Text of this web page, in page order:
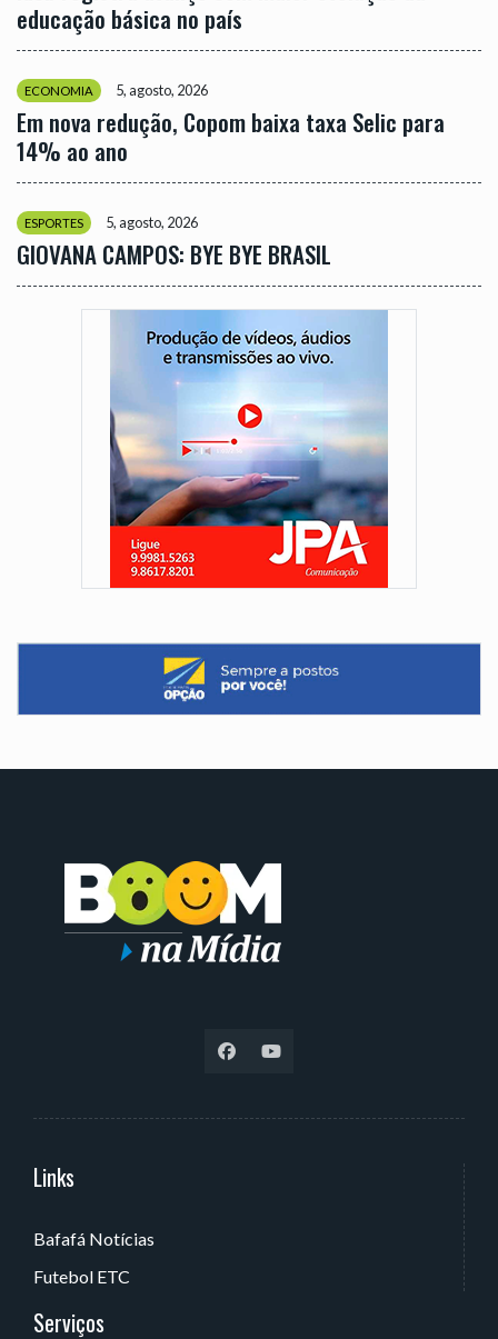
educação básica no país
ECONOMIA 5, agosto, 2026
Em nova redução, Copom baixa taxa Selic para
14% ao ano
ESPORTES 5, agosto, 2026
GIOVANA CAMPOS: BYE BYE BRASIL
Links
Bafafá Notícias
Futebol ETC
Serviços
Serviços